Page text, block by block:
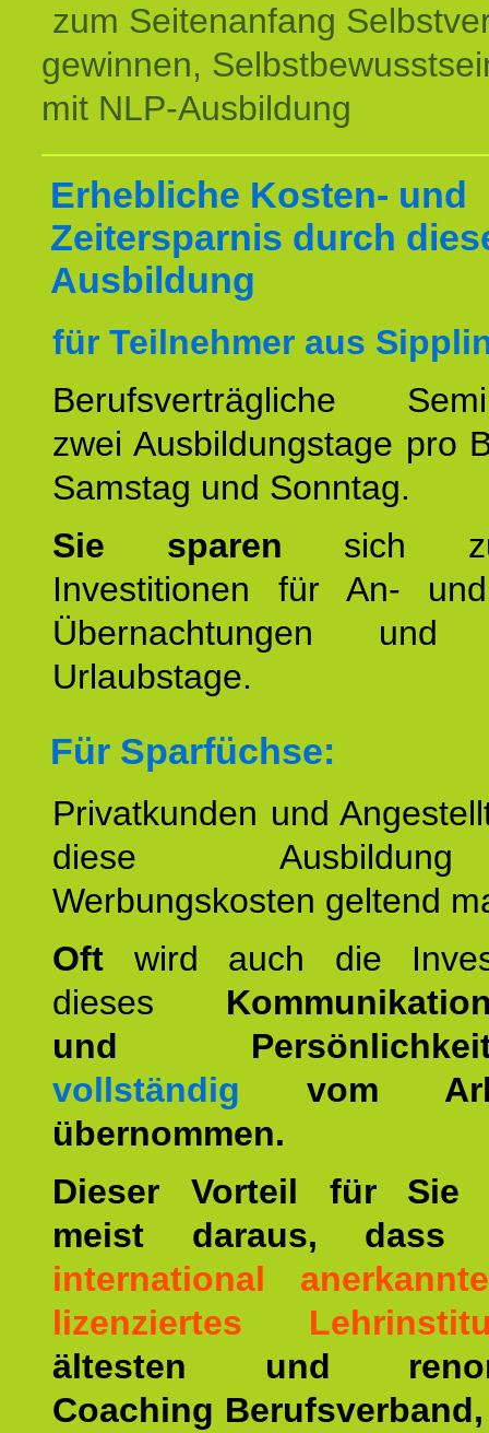
zum Seitenanfang
gewinnen,
mit NLP-Ausbildung
Erhebliche Kosten- und
Zeitersparnis durch
Ausbildung
für Teilnehmer aus
Berufsverträgliche
zwei Ausbildungstage pro
Samstag und Sonntag.
Sie sparen sich
Investitionen für An-
Übernachtungen und
Urlaubstage.
Für Sparfüchse:
Privatkunden und
diese
Werbungskosten geltend
Oft wird auch die
dieses
und
vollständig vom
übernommen.
Dieser Vorteil für Sie
meist daraus,
international
lizenziertes
ältesten und
Coaching